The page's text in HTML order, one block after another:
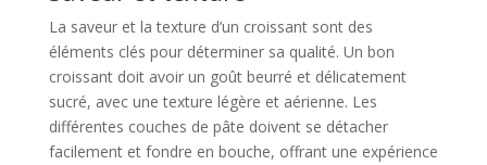
La saveur et la texture d’un croissant sont des
éléments clés pour déterminer sa qualité. Un bon
croissant doit avoir un goût beurré et délicatement
sucré, avec une texture légère et aérienne. Les
différentes couches de pâte doivent se détacher
facilement et fondre en bouche, offrant une expérience